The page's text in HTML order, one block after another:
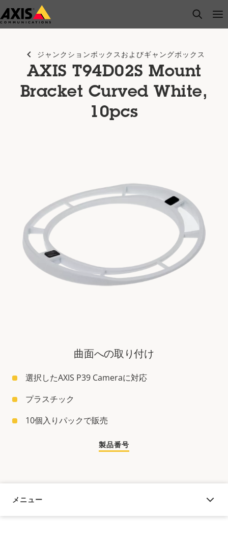
メ
イ
open
ジャンクションボックスおよびギャングボックス
AXIS T94D02S Mount
Bracket Curved White,
10pcs
曲面への取り付け
選択したAXIS P39 Cameraに対応
プラスチック
10個入りパックで販売
製品番号
メニュー
概要